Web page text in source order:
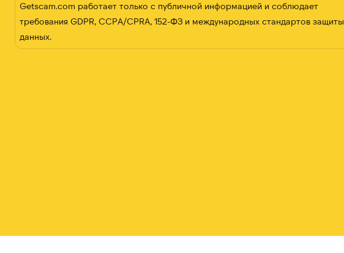
Getscam.com работает только с публичной информацией и соблюдает
требования GDPR, CCPA/CPRA, 152-ФЗ и международных стандартов защиты
данных.